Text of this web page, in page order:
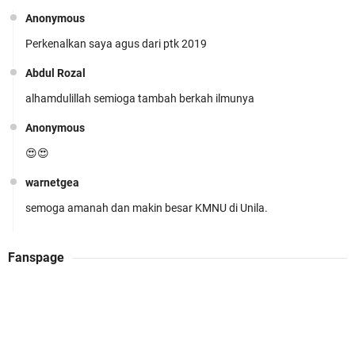
KMNU Unila Kembali Torehkan Prestasi di PMW
!!
Prestasi Membanggakan! Cokro Guruh Santoso
Anonymous
Perkenalkan saya agus dari ptk 2019
Abdul Rozal
alhamdulillah semioga tambah berkah ilmunya
Anonymous
😍😍
warnetgea
semoga amanah dan makin besar KMNU di Unila.
Alhamdulillah
Fanspage